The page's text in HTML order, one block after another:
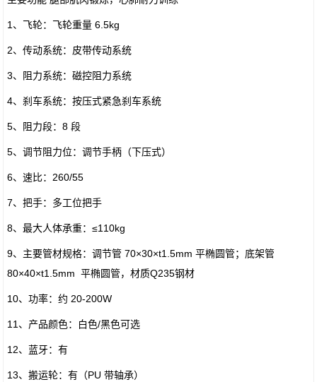
1、飞轮：飞轮重量 6.5kg
2、传动系统：皮带传动系统
3、阻力系统：磁控阻力系统
4、刹车系统：按压式紧急刹车系统
5、阻力段：8 段
5、调节阻力位：调节手柄（下压式）
6、速比：260/55
7、把手：多工位把手
8、最大人体承重：≤110kg
9、主要管材规格：调节管 70×30×t1.5mm 平椭圆管；底架管
80×40×t1.5mm 平椭圆管，材质Q235钢材
10、功率：约 20-200W
11、产品颜色：白色/黑色可选
12、蓝牙：有
13、搬运轮：有（PU 带轴承）